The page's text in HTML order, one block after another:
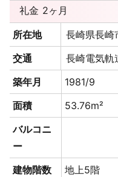
礼金 2ヶ月
所在地
長崎県長
交通
長崎電気軌
築年月
1981/9
面積
53.76m²
バルコニ
ー
建物階数 地上5階